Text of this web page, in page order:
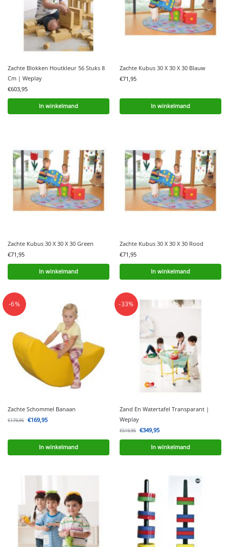
Zachte Blokken Houtkleur 56 Stuks 8
Cm | Weplay
€603,95
In winkelmand
Zachte Kubus 30 X 30 X 30 Blauw
€71,95
In winkelmand
Zachte Kubus 30 X 30 X 30 Green
€71,95
In winkelmand
Zachte Kubus 30 X 30 X 30 Rood
€71,95
In winkelmand
-6%
Zachte Schommel Banaan
€179,95 €169,95
In winkelmand
-33%
Zand En Watertafel Transparant |
Weplay
€519,95 €349,95
In winkelmand